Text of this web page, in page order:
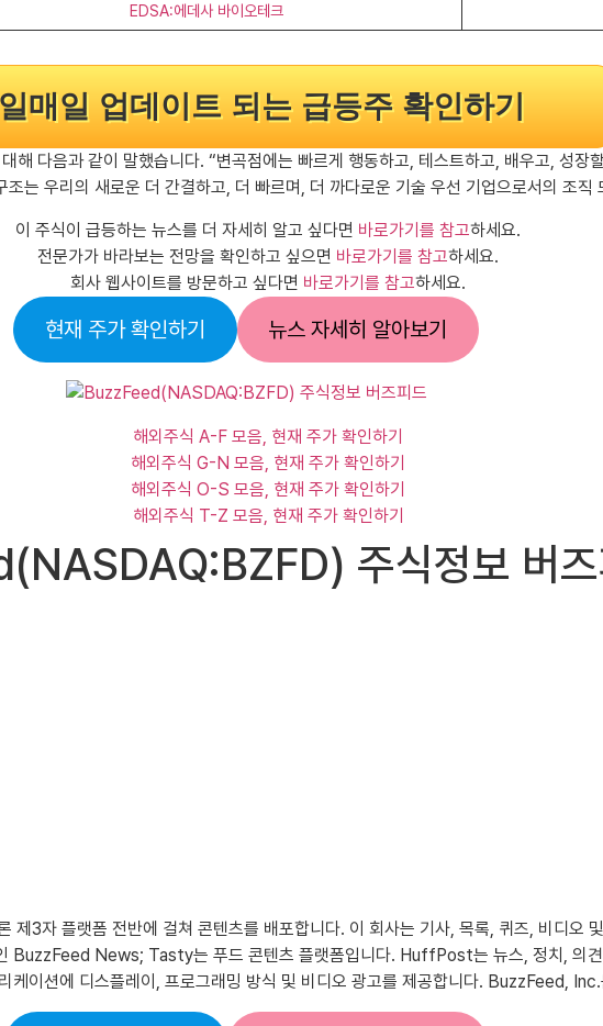
EDSA:에데사 바이오테크
매일 업데이트 되는 급등주 확인하기
다음과 같이 말했습니다. “변곡점에는 빠르게 행동하고, 테스트하고, 배우고, 성장
조는 우리의 새로운 더 간결하고, 더 빠르며, 더 까다로운 기술 우선 기업으로서의 조직
이 주식이 급등하는 뉴스를 더 자세히 알고 싶다면 바로가기를 참고하세요.
전문가가 바라보는 전망을 확인하고 싶으면 바로가기를 참고하세요.
회사 웹사이트를 방문하고 싶다면 바로가기를 참고하세요.
현재 주가 확인하기 뉴스 자세히 알아보기
해외주식 A-F 모음, 현재 주가 확인하기
해외주식 G-N 모음, 현재 주가 확인하기
해외주식 O-S 모음, 현재 주가 확인하기
해외주식 T-Z 모음, 현재 주가 확인하기
주식정보 버즈
3자 플랫폼 전반에 걸쳐 콘텐츠를 배포합니다. 이 회사는 기사, 목록, 퀴즈, 비디오
BuzzFeed News; Tasty는 푸드 콘텐츠 플랫폼입니다. HuffPost는 뉴스, 정치, 의견
케이션에 디스플레이, 프로그래밍 방식 및 비디오 광고를 제공합니다. BuzzFeed,